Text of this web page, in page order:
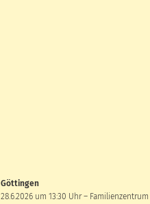
Göttingen
28.6.2026 um 13:30 Uhr – Familienzentrum